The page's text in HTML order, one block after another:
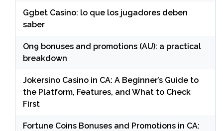
Ggbet Casino: lo que los jugadores deben
saber
On9 bonuses and promotions (AU): a practical
breakdown
Jokersino Casino in CA: A Beginner’s Guide to
the Platform, Features, and What to Check
First
Fortune Coins Bonuses and Promotions in CA: